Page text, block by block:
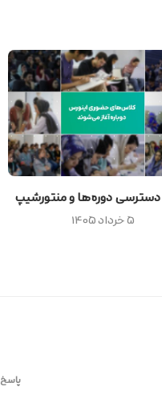
دسترسی دوره‌ها و منتورشیپ
۵ خرداد ۱۴۰۵
پاسخ